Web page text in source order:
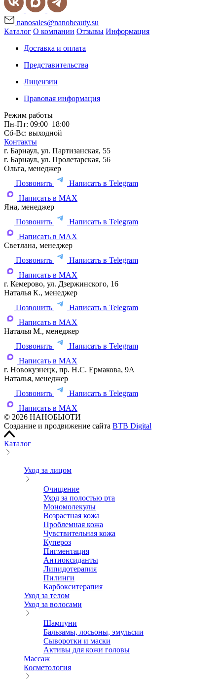
nanosales@nanobeauty.su
Каталог О компании Отзывы Информация
Доставка и оплата
Представительства
Лицензии
Правовая информация
Режим работы
Пн-Пт: 09:00–18:00
Сб-Вс: выходной
Контакты
г. Барнаул, ул. Партизанская, 55
г. Барнаул, ул. Пролетарская, 56
Ольга, менеджер
Позвонить
Написать в Telegram
Написать в MAX
Яна, менеджер
Позвонить
Написать в Telegram
Написать в MAX
Светлана, менеджер
Позвонить
Написать в Telegram
Написать в MAX
г. Кемерово, ул. Дзержинского, 16
Наталья К., менеджер
Позвонить
Написать в Telegram
Написать в MAX
Наталья М., менеджер
Позвонить
Написать в Telegram
Написать в MAX
г. Новокузнецк, пр. Н.С. Ермакова, 9А
Наталья, менеджер
Позвонить
Написать в Telegram
Написать в MAX
© 2026 НАНОБЬЮТИ
Создание и продвижение сайта BTB Digital
Каталог
Уход за лицом
Очищение
Уход за полостью рта
Мономолекулы
Возрастная кожа
Проблемная кожа
Чувствительная кожа
Купероз
Пигментация
Антиоксиданты
Липидотерапия
Пилинги
Карбокситерапия
Уход за телом
Уход за волосами
Шампуни
Бальзамы, лосьоны, эмульсии
Сыворотки и маски
Активы для кожи головы
Массаж
Косметология